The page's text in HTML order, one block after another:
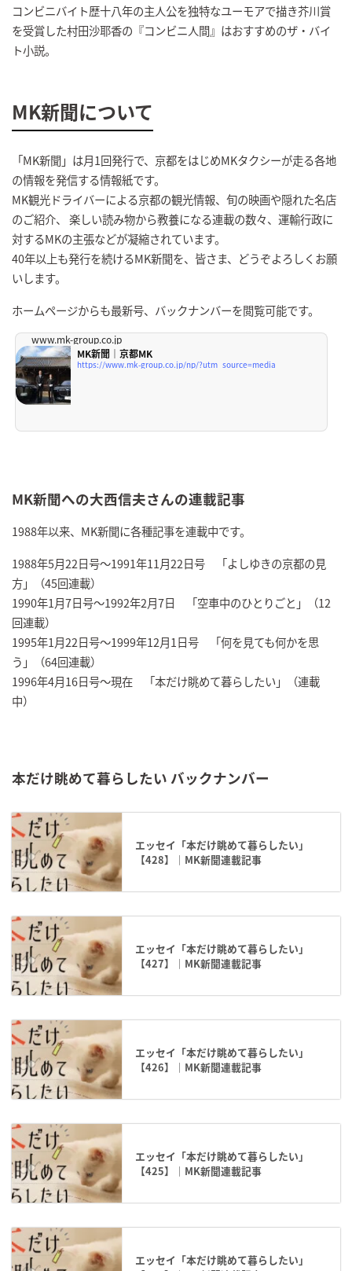
コンビニバイト歴十八年の主人公を独特なユーモアで描き芥川賞
を受賞した村田沙耶香の『コンビニ人間』はおすすめのザ・バイ
ト小説。
MK新聞について
「MK新聞」は月1回発行で、京都をはじめMKタクシーが走る各地
の情報を発信する情報紙です。
MK観光ドライバーによる京都の観光情報、旬の映画や隠れた名店
のご紹介、 楽しい読み物から教養になる連載の数々、運輸行政に
対するMKの主張などが凝縮されています。
40年以上も発行を続けるMK新聞を、皆さま、どうぞよろしくお願
いします。
ホームページからも最新号、バックナンバーを閲覧可能です。
www.mk-group.co.jp
MK新聞｜京都MK
https://www.mk-group.co.jp/np/?utm_source=media
MK新聞への大西信夫さんの連載記事
1988年以来、MK新聞に各種記事を連載中です。
1988年5月22日号～1991年11月22日号 「よしゆきの京都の見
方」（45回連載）
1990年1月7日号～1992年2月7日 「空車中のひとりごと」（12
回連載）
1995年1月22日号～1999年12月1日号 「何を見ても何かを思
う」（64回連載）
1996年4月16日号～現在 「本だけ眺めて暮らしたい」（連載
中）
本だけ眺めて暮らしたい バックナンバー
エッセイ「本だけ眺めて暮らしたい」
【428】｜MK新聞連載記事
エッセイ「本だけ眺めて暮らしたい」
【427】｜MK新聞連載記事
エッセイ「本だけ眺めて暮らしたい」
【426】｜MK新聞連載記事
エッセイ「本だけ眺めて暮らしたい」
【425】｜MK新聞連載記事
エッセイ「本だけ眺めて暮らしたい」